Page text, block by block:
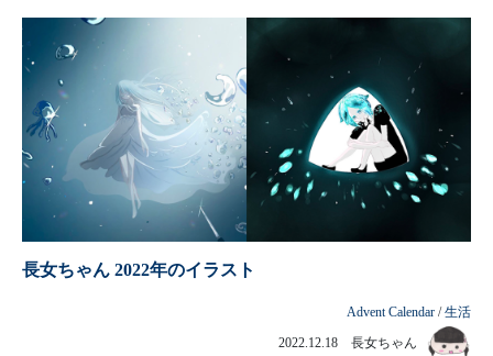
長女ちゃん 2022年のイラスト
Advent Calendar /生活
2022.12.18 長女ちゃん